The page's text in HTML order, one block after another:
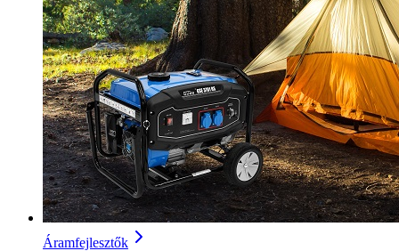
Áramfejlesztők